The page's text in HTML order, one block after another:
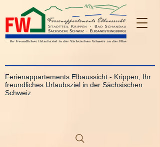
Ferienappartements Elbaussicht - Krippen, Ihr
freundliches Urlaubsziel in der Sächsischen
Schweiz